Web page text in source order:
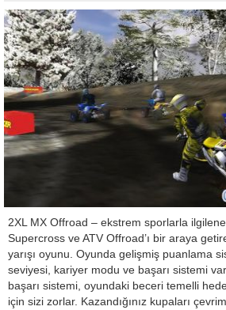
2XL MX Offroad – ekstrem sporlarla
Supercross ve ATV Offroad’ı bir araya
yarışı oyunu. Oyunda gelişmiş puanlama
seviyesi, kariyer modu ve başarı sistemi
başarı sistemi, oyundaki beceri temelli
için sizi zorlar. Kazandığınız kupaları